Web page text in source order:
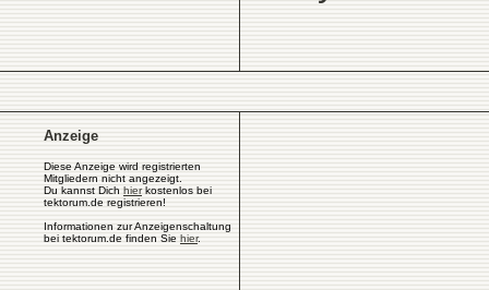
Anzeige
Diese Anzeige wird registrierten
Mitgliedern nicht angezeigt.
Du kannst Dich hierkostenlos bei
tektorum.de registrieren!
Informationen zur Anzeigenschaltung
bei tektorum.de finden Sie hier.